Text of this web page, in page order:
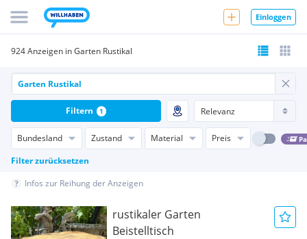
Einloggen
924 Anzeigen in Garten Rustikal
Bundesland Zustand Material Preis
Filter zurücksetzen
Filtern 1
Infos zur Reihung der Anzeigen
rustikaler Garten
Beistelltisch